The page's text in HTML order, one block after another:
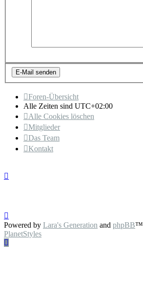
Foren-Übersicht
Alle Zeiten sind UTC+02:00
Alle Cookies löschen
Mitglieder
Das Team
Kontakt
Powered by Lara's Generation and phpBB™
PlanetStyles